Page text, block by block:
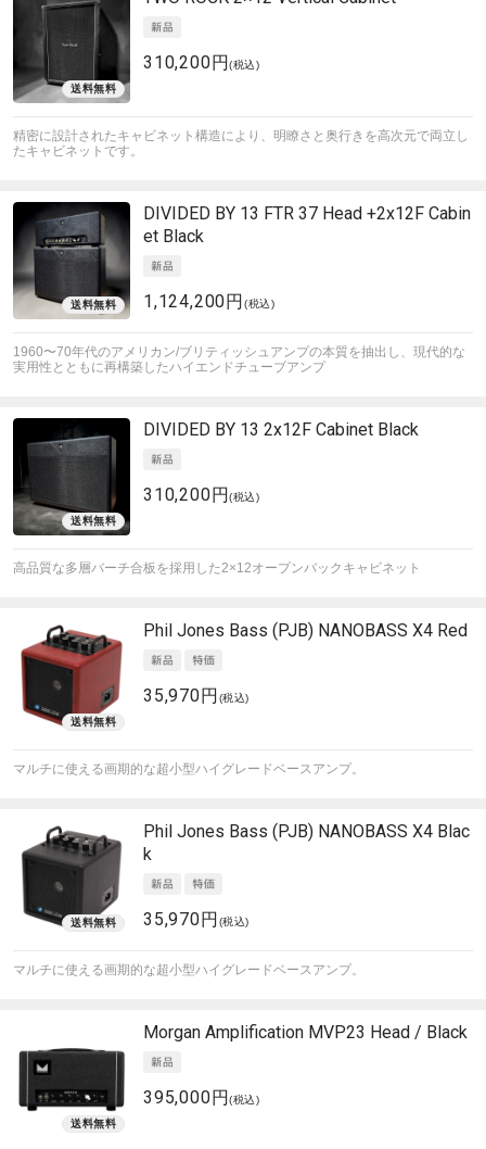
310,200円(税込)
精密に設計されたキャビネット構造により、明瞭さと奥行きを高次元で両立し
たキャビネットです。
DIVIDED BY 13 FTR 37 Head +2x12F Cabin
et Black
1,124,200円 (税込)
1960〜70年代のアメリカン/ブリティッシュアンプの本質を抽出し、現代的な
実用性とともに再構築したハイエンドチューブアンプ
DIVIDED BY 13 2x12F Cabinet Black
310,200円(税込)
高品質な多層バーチ合板を採用した2×12オープンバックキャビネット
Phil Jones Bass (PJB) NANOBASS X4 Red
35,970円 (税込)
マルチに使える画期的な超小型ハイグレードベースアンプ。
Phil Jones Bass (PJB) NANOBASS X4 Blac
k
35,970円 (税込)
マルチに使える画期的な超小型ハイグレードベースアンプ。
Morgan Amplification MVP23 Head / Black
395,000円(税込)